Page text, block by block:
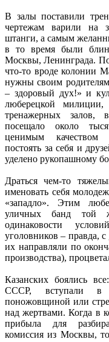
В залы поставили
чертежам варили на
штанги, а самым
в то время были
Москвы, Ленинграда.
что-то вроде колонии
нужны своим
– здоровый дух!» и
люберецкой
тренажерных залов,
посещало около
ценимым качеством
постоять за себя и
уделено рукопашному
Драться чем-то
именовать себя
«западло». Этим
уличных банд той
одинаковости
уголовников – правда,
их направляли по
производства),
Казанских боялись
СССР, вступали в
поножовщиной или
над жертвами. Когда в
прибыла для
комиссия из Москвы,